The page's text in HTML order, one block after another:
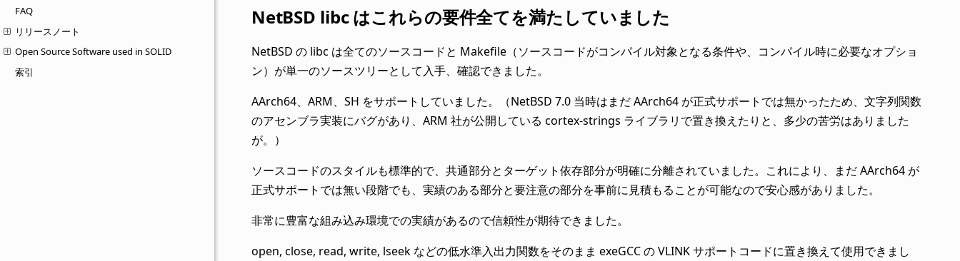
FAQ
リリースノート
Open Source Software used in SOLID
索引
NetBSD libc はこれらの要件全てを満たしていました
NetBSD の libc は全てのソースコードと Makefile（ソースコードがコンパイル対象となる条件や、コンパイル時に必要なオプショ
ン）が単一のソースツリーとして入手、確認できました。
AArch64、ARM、SH をサポートしていました。（NetBSD 7.0 当時はまだ AArch64 が正式サポートでは無かったため、文字列関数
のアセンブラ実装にバグがあり、ARM 社が公開している cortex-strings ライブラリで置き換えたりと、多少の苦労はありました
が。）
ソースコードのスタイルも標準的で、共通部分とターゲット依存部分が明確に分離されていました。これにより、まだ AArch64 が
正式サポートでは無い段階でも、実績のある部分と要注意の部分を事前に見積もることが可能なので安心感がありました。
非常に豊富な組み込み環境での実績があるので信頼性が期待できました。
open, close, read, write, lseek などの低水準入出力関数をそのまま exeGCC の VLINK サポートコードに置き換えて使用できまし